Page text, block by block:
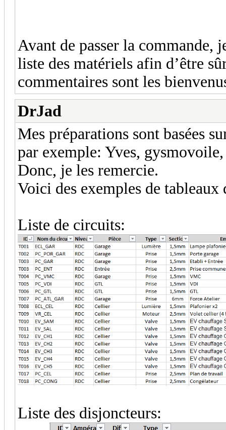
Avant de passer la
liste des matériels afin d’être
commentaires sont les
DrJad
Mes préparations sont basées
par exemple: Yves,
Donc, je les remercie.
Voici des exemples de
Liste de circuits:
Liste des disjoncteurs: